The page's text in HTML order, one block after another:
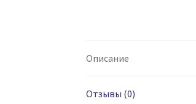
Описание
Отзывы (0)